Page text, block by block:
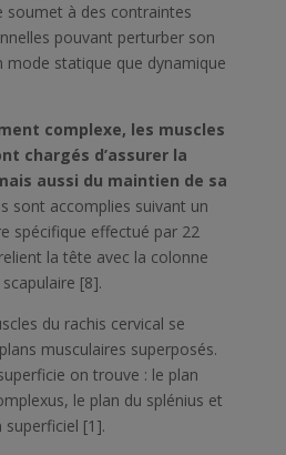
soumet à des contraintes
pouvant perturber son
statique que dynamique
complexe, les muscles
chargés d’assurer la
aussi du maintien de sa
sont accomplies suivant un
spécifique effectué par 22
la tête avec la colonne
[8].
du rachis cervical se
musculaires superposés.
on trouve : le plan
le plan du splénius et
superficiel [1].